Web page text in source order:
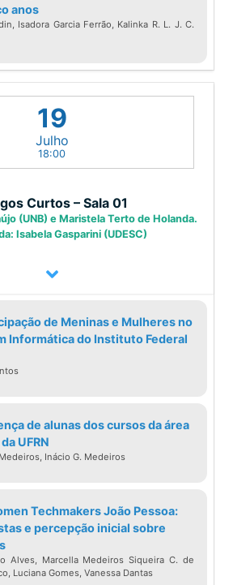
anos
Isadora Garcia Ferrão, Kalinka R. L. J. C.
Curtos – Sala 01
(UNB) e Maristela Terto de Holanda.
Isabela Gasparini (UDESC)
19
Julho
18:00
de Meninas e Mulheres no
Informática do Instituto Federal
de alunas dos cursos da área
UFRN
Inácio G. Medeiros
Techmakers João Pessoa:
e percepção inicial sobre
Alves, Marcella Medeiros Siqueira C. de
Luciana Gomes, Vanessa Dantas